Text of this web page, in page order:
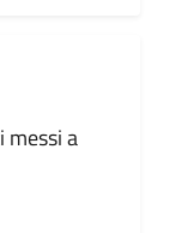
messi a